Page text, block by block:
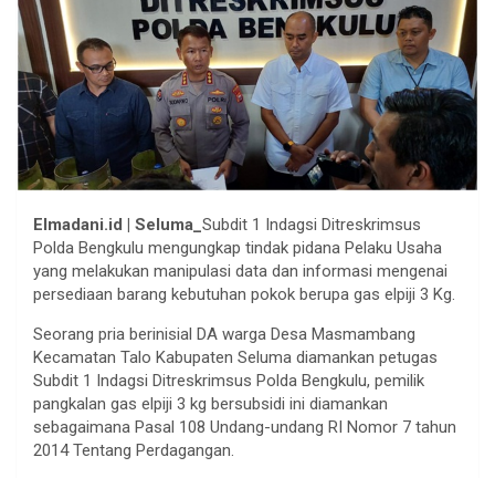
Elmadani.id | Seluma_ Subdit 1 Indagsi Ditreskrimsus
Polda Bengkulu mengungkap tindak pidana Pelaku Usaha
yang melakukan manipulasi data dan informasi mengenai
persediaan barang kebutuhan pokok berupa gas elpiji 3 Kg.
Seorang pria berinisial DA warga Desa Masmambang
Kecamatan Talo Kabupaten Seluma diamankan petugas
Subdit 1 Indagsi Ditreskrimsus Polda Bengkulu, pemilik
pangkalan gas elpiji 3 kg bersubsidi ini diamankan
sebagaimana Pasal 108 Undang-undang RI Nomor 7 tahun
2014 Tentang Perdagangan.